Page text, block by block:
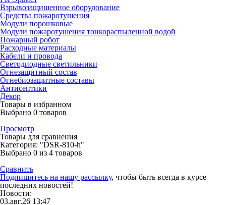
Взрывозащищенное оборудование
Средства пожаротушения
Модули порошковые
Модули пожаротушения тонкораспыленной водой
Пожарный робот
Расходные материалы
Кабели и провода
Светодиодные светильники
Огнезащитный состав
Огнебиозащитные составы
Антисептики
Декор
Товары в избранном
Выбрано 0 товаров
Просмотр
Товары для сравнения
Категория: "DSR-810-h"
Выбрано 0 из 4 товаров
Сравнить
Подпишитесь на нашу рассылку, чтобы быть всегда в курсе
последних новостей!
Новости:
03.авг.26 13:47